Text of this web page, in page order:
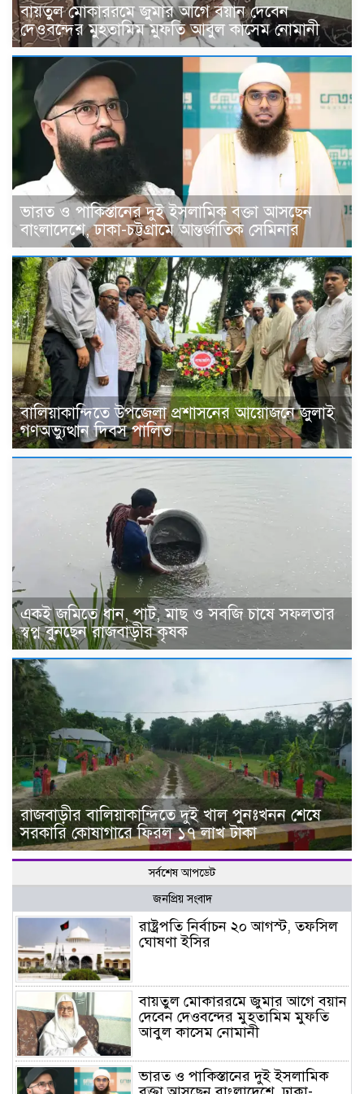
বায়তুল মোকাররমে জুমার আগে বয়ান দেবেন
দেওবন্দের মুহতামিম মুফতি আবুল কাসেম নোমানী
ভারত ও পাকিস্তানের দুই ইসলামিক বক্তা আসছেন
বাংলাদেশে, ঢাকা-চট্টগ্রামে আন্তর্জাতিক সেমিনার
বালিয়াকান্দিতে উপজেলা প্রশাসনের আয়োজনে জুলাই
গণঅভ্যুত্থান দিবস পালিত
একই জমিতে ধান, পাট, মাছ ও সবজি চাষে সফলতার
স্বপ্ন বুনছেন রাজবাড়ীর কৃষক
রাজবাড়ীর বালিয়াকান্দিতে দুই খাল পুনঃখনন শেষে
সরকারি কোষাগারে ফিরল ১৭ লাখ টাকা
সর্বশেষ আপডেট
জনপ্রিয় সংবাদ
রাষ্ট্রপতি নির্বাচন ২০ আগস্ট, তফসিল
ঘোষণা ইসির
বায়তুল মোকাররমে জুমার আগে বয়ান
দেবেন দেওবন্দের মুহতামিম মুফতি
আবুল কাসেম নোমানী
ভারত ও পাকিস্তানের দুই ইসলামিক